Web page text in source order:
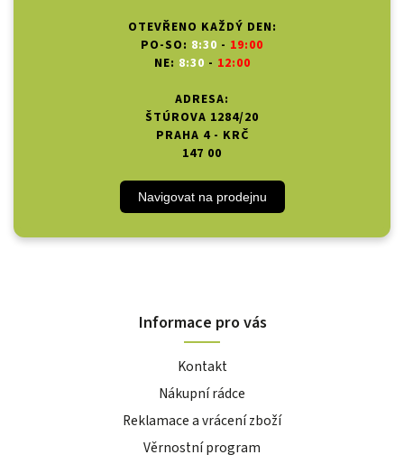
OTEVŘENO KAŽDÝ DEN:
PO-SO: 8:30 - 19:00
NE: 8:30 - 12:00
ADRESA:
ŠTÚROVA 1284/20
PRAHA 4 - KRČ
147 00
Navigovat na prodejnu
Informace pro vás
Kontakt
Nákupní rádce
Reklamace a vrácení zboží
Věrnostní program